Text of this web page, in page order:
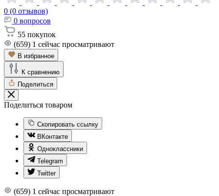
0 (0 отзывов)
0 вопросов
55 покупок
(659) 1 сейчас просматривают
В избранное
К сравнению
Поделиться
Поделиться товаром
Скопировать ссылку
ВКонтакте
Одноклассники
Telegram
Twitter
(659) 1 сейчас просматривают